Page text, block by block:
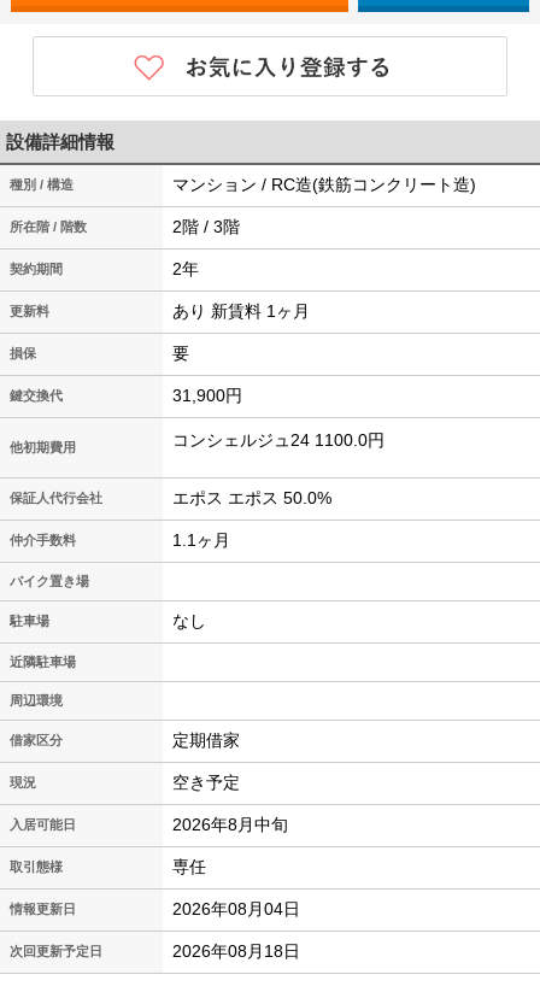
設備詳細情報
種別 / 構造 マンション / RC造(鉄筋コンクリート造)
所在階 / 階数 2階 / 3階
契約期間 2年
更新料 あり 新賃料 1ヶ月
損保 要
鍵交換代 31,900円
他初期費用 コンシェルジュ24 1100.0円
保証人代行会社 エポス エポス 50.0%
仲介手数料 1.1ヶ月
バイク置き場
駐車場 なし
近隣駐車場
周辺環境
借家区分 定期借家
現況 空き予定
入居可能日 2026年8月中旬
取引態様 専任
情報更新日 2026年08月04日
次回更新予定日 2026年08月18日